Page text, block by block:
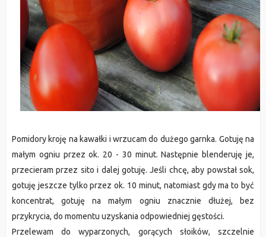
Pomidory kroję na kawałki i wrzucam do dużego garnka. Gotuję na
małym ogniu przez ok. 20 - 30 minut. Następnie blenderuję je,
przecieram przez sito i dalej gotuję. Jeśli chcę, aby powstał sok,
gotuję jeszcze tylko przez ok. 10 minut, natomiast gdy ma to być
koncentrat, gotuję na małym ogniu znacznie dłużej, bez
przykrycia, do momentu uzyskania odpowiedniej gęstości.
Przelewam do wyparzonych, gorących słoików, szczelnie